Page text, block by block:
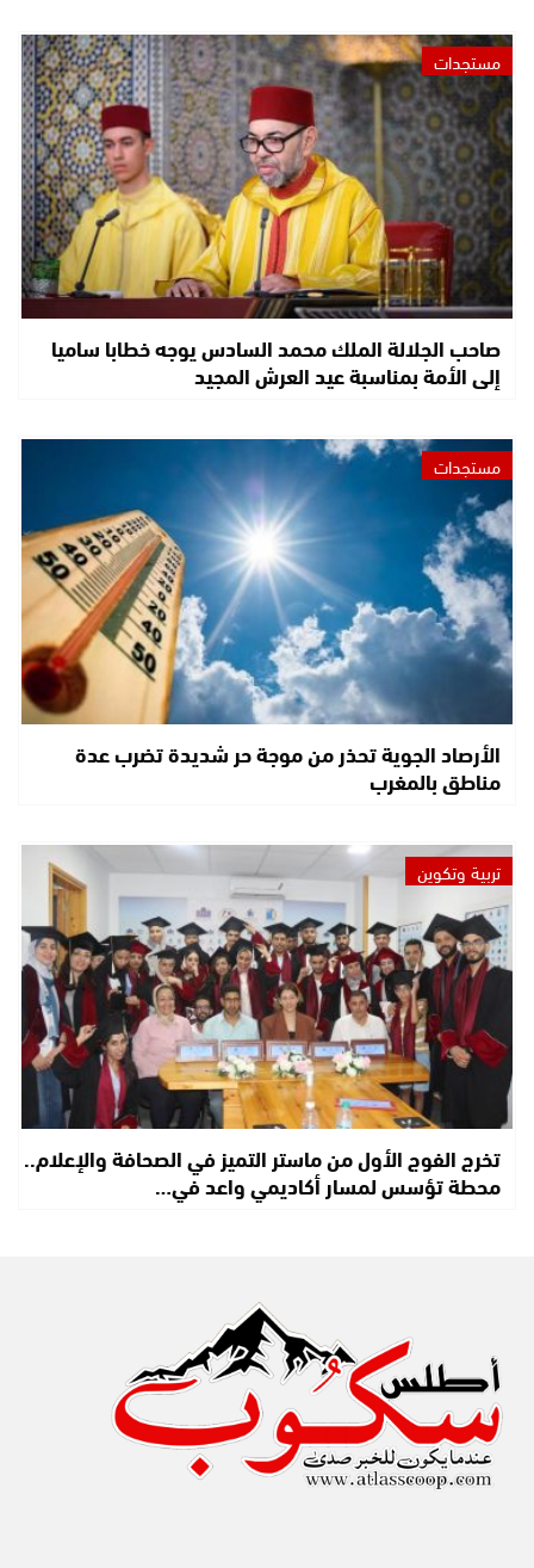
مستجدات
صاحب الجلالة الملك محمد السادس يوجه خطابا ساميا
إلى الأمة بمناسبة عيد العرش المجيد
مستجدات
الأرصاد الجوية تحذر من موجة حر شديدة تضرب عدة
مناطق بالمغرب
تربية وتكوين
تخرج الفوج الأول من ماستر التميز في الصحافة والإعلام..
محطة تؤسس لمسار أكاديمي واعد في…